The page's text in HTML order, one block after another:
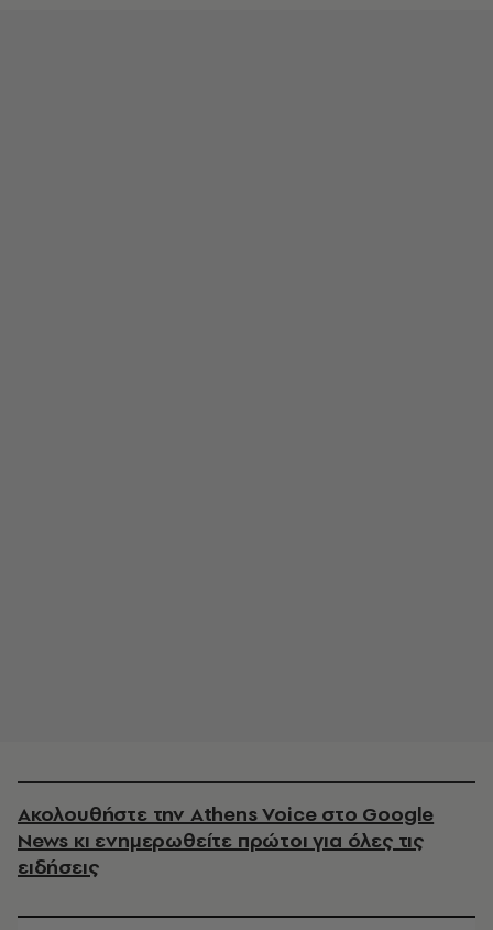
Ακολουθήστε την Athens Voice στο Google
News κι ενημερωθείτε πρώτοι για όλες τις
ειδήσεις